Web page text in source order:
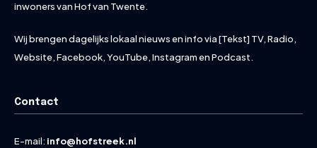
inwoners van Hof van Twente.
Wij brengen dagelijks lokaal nieuws en info via [Tekst] TV, Radio,
Website, Facebook, YouTube, Instagram en Podcast.
Contact
E-mail: info@hofstreek.nl